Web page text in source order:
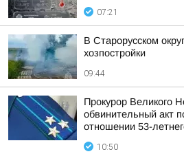
07:21
В Старорусском
хозпостройки
09:44
Прокурор Великого
обвинительный акт
отношении 53-
10:50